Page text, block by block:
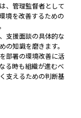
、管理監督者として
境を改善するための
支援面談の具体的な
の知識を磨きます。
部署の環境改善に活
る時も組織が進むべ
支えるための判断基